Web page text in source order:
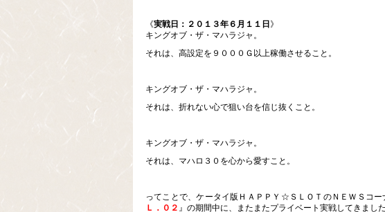
《実戦日：２０１３年６月１１日 》
キングオブ・ザ・マハラジャ。
それは、高設定を９０００Ｇ以上稼働させること。
キングオブ・ザ・マハラジャ。
それは、折れない心で狙い台を信じ抜くこと。
キングオブ・ザ・マハラジャ。
それは、マハロ３０を心から愛すこと。
ってことで、ケータイ版ＨＡＰＰＹ☆ＳＬＯＴのＮＥＷＳコー
Ｌ．０２ 』の期間中に、またまたプライベート実戦してきまし